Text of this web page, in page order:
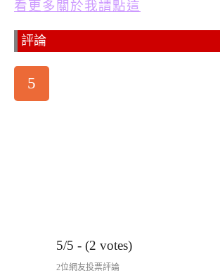
看更多關於我請點這
評論
5
5/5 - (2 votes)
2位網友投票評論